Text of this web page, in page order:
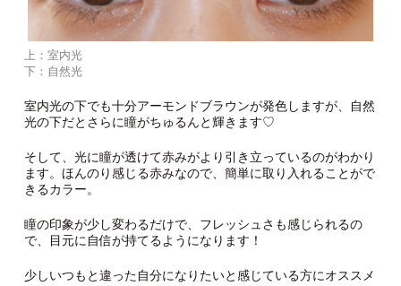
上：室内光
下：自然光
室内光の下でも十分アーモンドブラウンが発色しますが、自然
光の下だとさらに瞳がちゅるんと輝きます♡
そして、光に瞳が透けて赤みがより引き立っているのがわかり
ます。ほんのり感じる赤みなので、簡単に取り入れることがで
きるカラー。
瞳の印象が少し変わるだけで、フレッシュさも感じられるの
で、目元に自信が持てるようになります！
少しいつもと違った自分になりたいと感じている方にオススメ